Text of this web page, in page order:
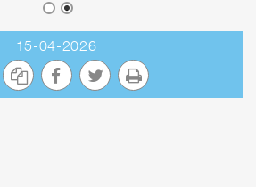
15-04-2026